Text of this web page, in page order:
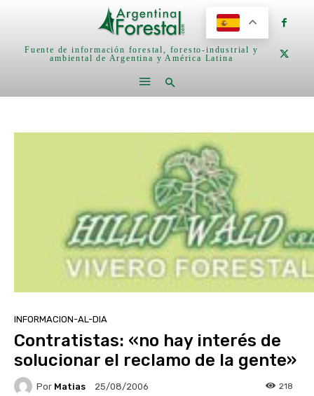
Fuente de información forestal, foresto-industrial y
ambiental de Argentina y América Latina
INFORMACION-AL-DIA
Contratistas: «no hay interés de
solucionar el reclamo de la gente»
Por Matias 25/08/2006 218